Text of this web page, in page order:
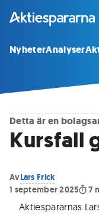
NyheterAnalyser
Detta är en
Kursfall
AvLars Frick
1 september 2025
7
Aktiespararnas